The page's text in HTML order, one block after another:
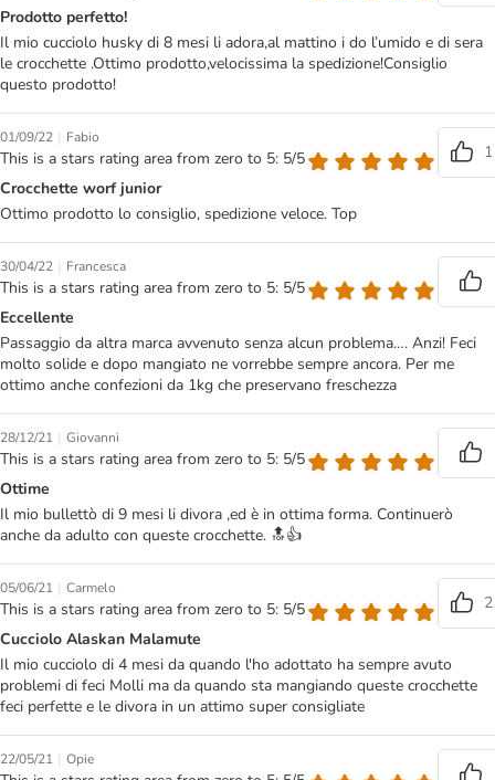
Prodotto perfetto!
Il mio cucciolo husky di 8 mesi li adora,al mattino i do l’umido e di sera
le crocchette .Ottimo prodotto,velocissima la spedizione!Consiglio
questo prodotto!
01/09/22 | Fabio
This is a stars rating area from zero to 5: 5/5
1
Crocchette worf junior
Ottimo prodotto lo consiglio, spedizione veloce. Top
30/04/22 | Francesca
This is a stars rating area from zero to 5: 5/5
Eccellente
Passaggio da altra marca avvenuto senza alcun problema…. Anzi! Feci
molto solide e dopo mangiato ne vorrebbe sempre ancora. Per me
ottimo anche confezioni da 1kg che preservano freschezza
28/12/21 | Giovanni
This is a stars rating area from zero to 5: 5/5
Ottime
Il mio bullettò di 9 mesi li divora ,ed è in ottima forma. Continuerò
anche da adulto con queste crocchette. 🔝👍
05/06/21 | Carmelo
This is a stars rating area from zero to 5: 5/5
2
Cucciolo Alaskan Malamute
Il mio cucciolo di 4 mesi da quando l'ho adottato ha sempre avuto
problemi di feci Molli ma da quando sta mangiando queste crocchette
feci perfette e le divora in un attimo super consigliate
22/05/21 | Opie